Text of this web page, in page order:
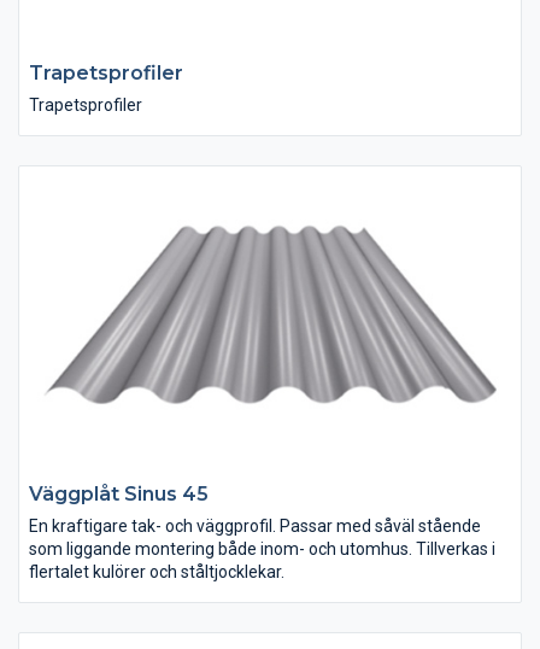
Trapetsprofiler
Trapetsprofiler
Väggplåt Sinus 45
En kraftigare tak- och väggprofil. Passar med såväl stående
som liggande montering både inom- och utomhus. Tillverkas i
flertalet kulörer och ståltjocklekar.